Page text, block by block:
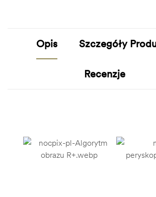
Opis Szczegóły
Recenzje